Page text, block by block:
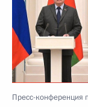
Пресс-конференция